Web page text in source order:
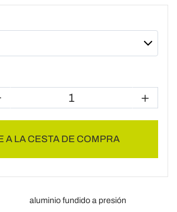
A LA CESTA DE COMPRA
aluminio fundido a presión